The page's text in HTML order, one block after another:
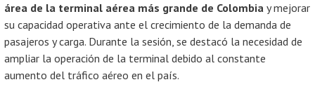
área de la terminal aérea más grande de Colombia y mejorar
su capacidad operativa ante el crecimiento de la demanda de
pasajeros y carga. Durante la sesión, se destacó la necesidad de
ampliar la operación de la terminal debido al constante
aumento del tráfico aéreo en el país.